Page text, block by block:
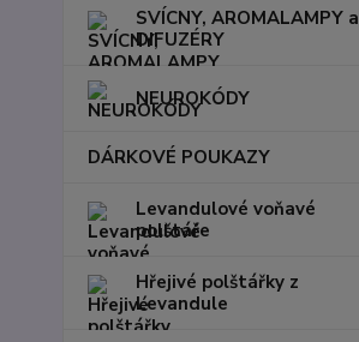
SVÍCNY, AROMALAMPY a
DIFUZÉRY
NEUROKÓDY
DÁRKOVÉ POUKAZY
Levandulové voňavé
polštáře
Hřejivé polštářky z
Levandule